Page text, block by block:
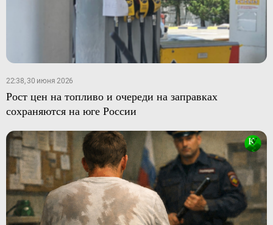
22:38, 30 июня 2026
Рост цен на топливо и очереди на заправках
сохраняются на юге России